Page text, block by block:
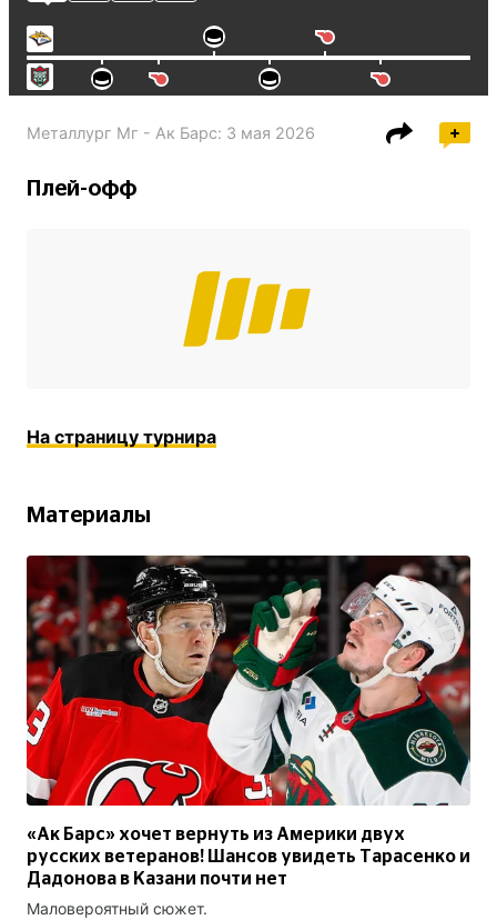
Металлург Мг - Ак Барс: 3 мая 2026
Плей-офф
На страницу турнира
Материалы
«Ак Барс» хочет вернуть из Америки двух
русских ветеранов! Шансов увидеть Тарасенко и
Дадонова в Казани почти нет
Маловероятный сюжет.